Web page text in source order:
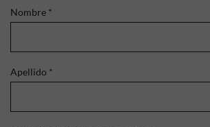
Nombre *
Apellido *